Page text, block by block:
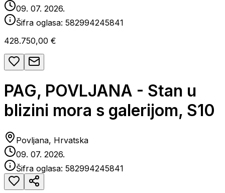
09. 07. 2026.
Šifra oglasa: 582994245841
428.750,00 €
PAG, POVLJANA - Stan u
blizini mora s galerijom, S10
Povljana, Hrvatska
09. 07. 2026.
Šifra oglasa: 582994245841